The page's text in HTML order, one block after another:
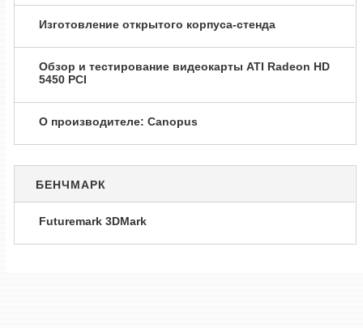
Изготовление открытого корпуса-стенда
Обзор и тестирование видеокарты ATI Radeon HD
5450 PCI
О производителе: Canopus
БЕНЧМАРК
Futuremark 3DMark